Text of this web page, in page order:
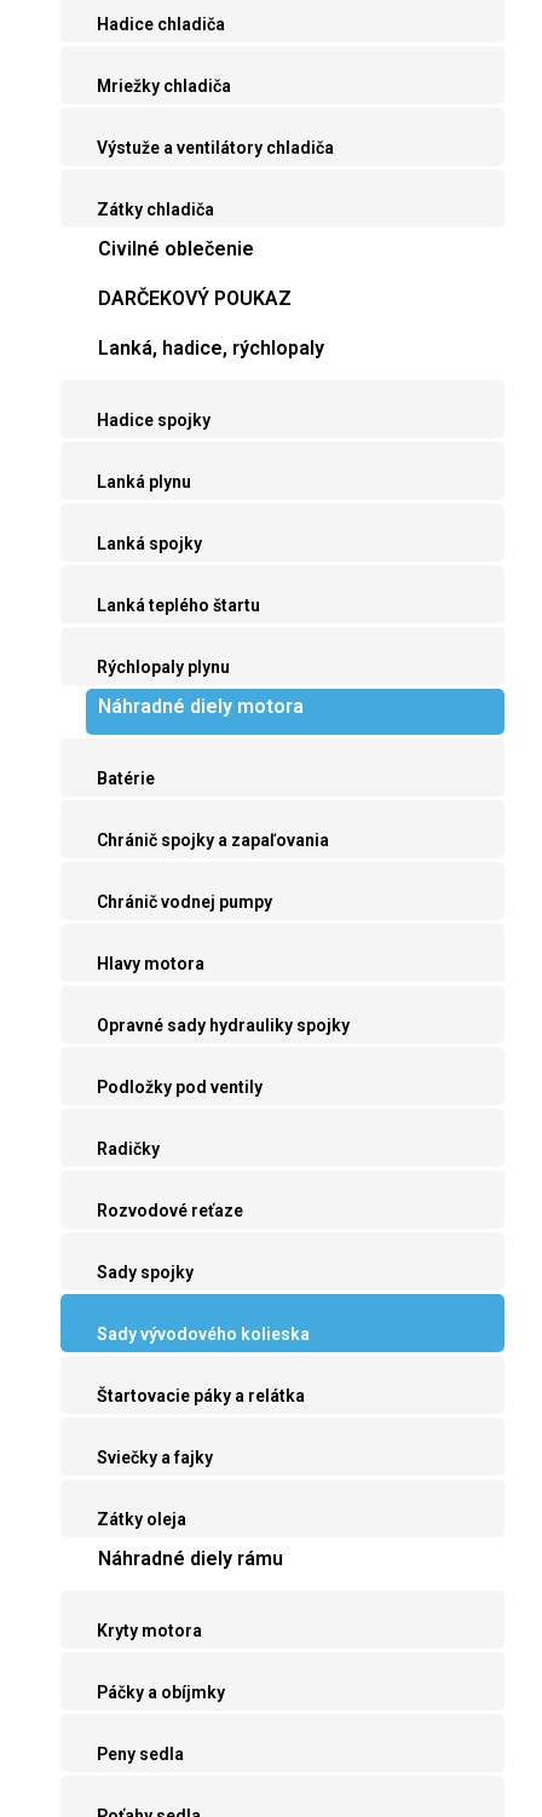
Hadice chladiča
Mriežky chladiča
Výstuže a ventilátory chladiča
Zátky chladiča
Civilné oblečenie
DARČEKOVÝ POUKAZ
Lanká, hadice, rýchlopaly
Hadice spojky
Lanká plynu
Lanká spojky
Lanká teplého štartu
Rýchlopaly plynu
Náhradné diely motora
Batérie
Chránič spojky a zapaľovania
Chránič vodnej pumpy
Hlavy motora
Opravné sady hydrauliky spojky
Podložky pod ventily
Radičky
Rozvodové reťaze
Sady spojky
Sady vývodového kolieska
Štartovacie páky a relátka
Sviečky a fajky
Zátky oleja
Náhradné diely rámu
Kryty motora
Páčky a obíjmky
Peny sedla